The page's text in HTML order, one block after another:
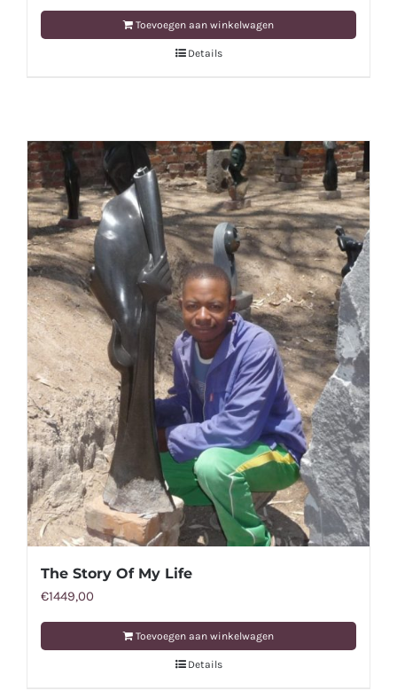
prijs
prijs
€600,00.
Toevoegen aan winkelwagen
Details
The Story Of My Life
€1449,00
Toevoegen aan winkelwagen
Details